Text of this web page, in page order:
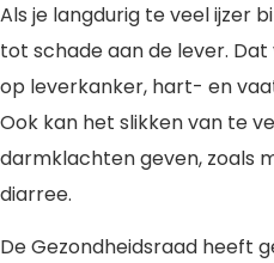
Als je langdurig te veel ijzer
tot schade aan de lever.
op leverkanker, hart- en
Ook kan het slikken van te
darmklachten geven, zoals
diarree.
De Gezondheidsraad heeft